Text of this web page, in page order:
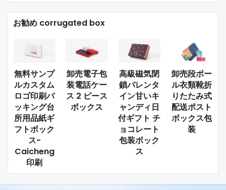
お勧め corrugated box
無料サンプ
ルカスタム
ロゴ印刷パ
ッキング台
所用品紙ギ
フトボック
ス-
Caicheng
印刷
卸売電子包
装電話ケー
ス 2 ピース
ボックス
高級磁気閉
鎖バレンタ
イン甘いキ
ャンディ日
付ギフト チ
ョコレート
包装ボック
ス
卸売段ボー
ル衣類靴折
りたたみ式
配送ポスト
ボックス包
装